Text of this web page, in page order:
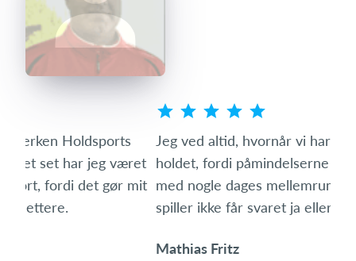
Jeg ved altid, hvornår vi har en aktivitet på
holdet, fordi påmindelserne bliver sendt ud igen
med nogle dages mellemrum, hvis man som
spiller ikke får svaret ja eller nej til aktiviteten.